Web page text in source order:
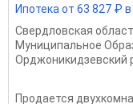
Ипотека от 63 827 ₽
Свердловская
Муниципальное
Орджоникидзевский
Продается